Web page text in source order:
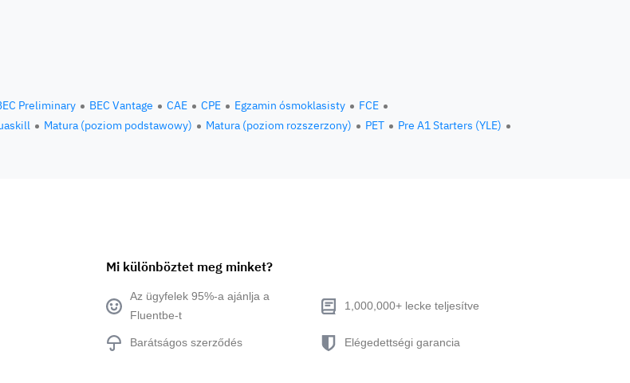
Preliminary BEC Vantage CAE CPE Egzamin ósmoklasisty
FCE
Matura (poziom podstawowy) Matura (poziom rozszerzony) PET
Pre A1 Starters (YLE)
Mi különböztet meg minket?
Az ügyfelek 95%-a ajánlja a
Fluentbe-t
1,000,000+ lecke teljesítve
Barátságos szerződés Elégedettségi garancia